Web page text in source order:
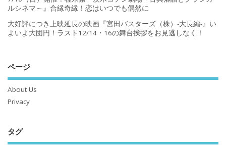
ルシネマ～』合縁奇縁！恋はいつでも偶然に
大好評につき上映延長の映画『宮田バスターズ（株）-大長編-』い
よいよ大団円！ラスト12/14・16の舞台挨拶をお見逃しなく！
ページ
About Us
Privacy
タグ